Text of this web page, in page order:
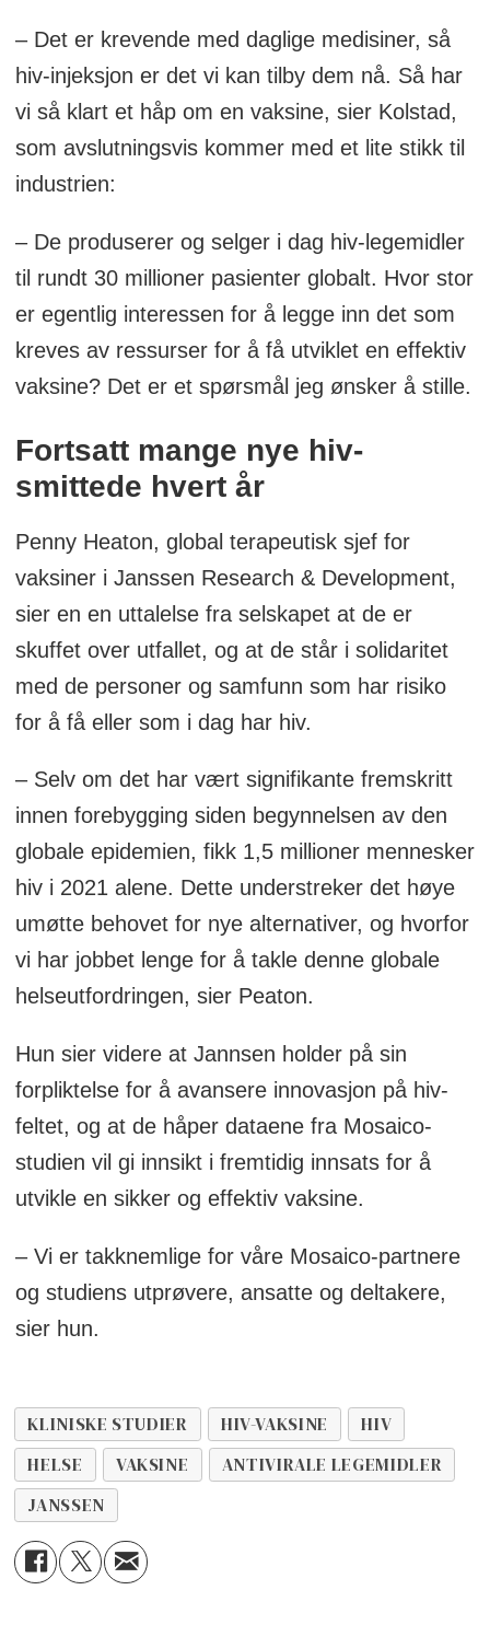
– Det er krevende med daglige medisiner, så
hiv-injeksjon er det vi kan tilby dem nå. Så har
vi så klart et håp om en vaksine, sier Kolstad,
som avslutningsvis kommer med et lite stikk til
industrien:
– De produserer og selger i dag hiv-legemidler
til rundt 30 millioner pasienter globalt. Hvor stor
er egentlig interessen for å legge inn det som
kreves av ressurser for å få utviklet en effektiv
vaksine? Det er et spørsmål jeg ønsker å stille.
Fortsatt mange nye hiv-
smittede hvert år
Penny Heaton, global terapeutisk sjef for
vaksiner i Janssen Research & Development,
sier en en uttalelse fra selskapet at de er
skuffet over utfallet, og at de står i solidaritet
med de personer og samfunn som har risiko
for å få eller som i dag har hiv.
– Selv om det har vært signifikante fremskritt
innen forebygging siden begynnelsen av den
globale epidemien, fikk 1,5 millioner mennesker
hiv i 2021 alene. Dette understreker det høye
umøtte behovet for nye alternativer, og hvorfor
vi har jobbet lenge for å takle denne globale
helseutfordringen, sier Peaton.
Hun sier videre at Jannsen holder på sin
forpliktelse for å avansere innovasjon på hiv-
feltet, og at de håper dataene fra Mosaico-
studien vil gi innsikt i fremtidig innsats for å
utvikle en sikker og effektiv vaksine.
– Vi er takknemlige for våre Mosaico-partnere
og studiens utprøvere, ansatte og deltakere,
sier hun.
KLINISKE STUDIER HIV-VAKSINE
HIV
HELSE
VAKSINE
ANTIVIRALE LEGEMIDLER
JANSSEN